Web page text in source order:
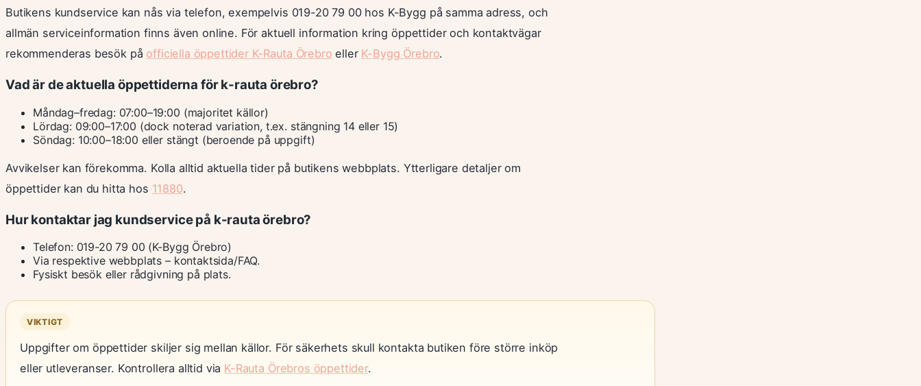
Butikens kundservice kan nås via telefon, exempelvis 019-20 79 00 hos K-Bygg på samma adress, och
allmän serviceinformation finns även online. För aktuell information kring öppettider och kontaktvägar
rekommenderas besök på officiella öppettider K-Rauta Örebro eller K-Bygg Örebro.
Vad är de aktuella öppettiderna för k-rauta örebro?
Måndag–fredag: 07:00–19:00 (majoritet källor)
Lördag: 09:00–17:00 (dock noterad variation, t.ex. stängning 14 eller 15)
Söndag: 10:00–18:00 eller stängt (beroende på uppgift)
Avvikelser kan förekomma. Kolla alltid aktuella tider på butikens webbplats. Ytterligare detaljer om
öppettider kan du hitta hos 11880.
Hur kontaktar jag kundservice på k-rauta örebro?
Telefon: 019-20 79 00 (K-Bygg Örebro)
Via respektive webbplats – kontaktsida/FAQ.
Fysiskt besök eller rådgivning på plats.
VIKTIGT
Uppgifter om öppettider skiljer sig mellan källor. För säkerhets skull kontakta butiken före större inköp
eller utleveranser. Kontrollera alltid via K-Rauta Örebros öppettider.